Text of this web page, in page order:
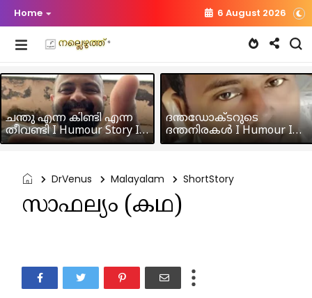
Home 6 August 2026
ചന്തു എന്ന കിണ്ടി എന്ന
തീവണ്ടി I Humour Story I
Rajeev Panicker
ദന്തഡോക്ടറുടെ
ദന്തനിരകൾ I Humour I
Hussain MK
DrVenus Malayalam ShortStory
സാഫല്യം (കഥ)